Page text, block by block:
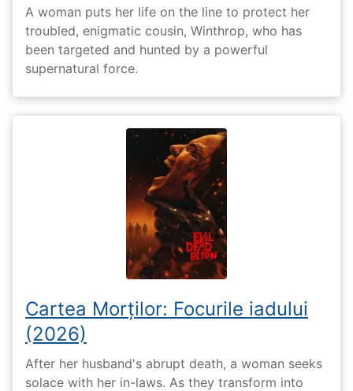
A woman puts her life on the line to protect her
troubled, enigmatic cousin, Winthrop, who has
been targeted and hunted by a powerful
supernatural force.
Cartea Morților: Focurile iadului
(2026)
After her husband's abrupt death, a woman seeks
solace with her in-laws. As they transform into